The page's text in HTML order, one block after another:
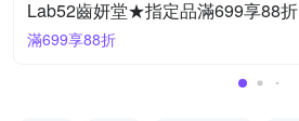
Lab52齒妍堂★指定品滿699享88折
滿699享88折